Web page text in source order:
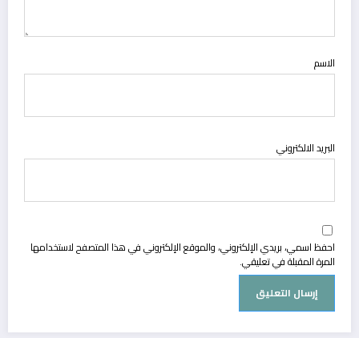
الاسم
البريد الالكتروني
احفظ اسمي، بريدي الإلكتروني، والموقع الإلكتروني في هذا المتصفح لاستخدامها
المرة المقبلة في تعليقي.